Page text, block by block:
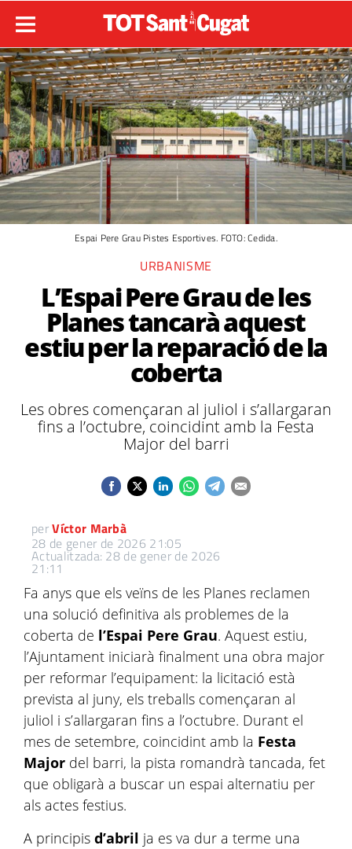
Espai Pere Grau Pistes Esportives. FOTO: Cedida.
URBANISME
L’Espai Pere Grau de les
Planes tancarà aquest
estiu per la reparació de la
coberta
Les obres començaran al juliol i s’allargaran
fins a l’octubre, coincidint amb la Festa
Major del barri
perVíctor Marbà
28 de gener de 2026 21:05
Actualitzada: 28 de gener de 2026
21:11
Fa anys que els veïns de les Planes reclamen
una solució definitiva als problemes de la
coberta de l’Espai Pere Grau. Aquest estiu,
l’Ajuntament iniciarà finalment una obra major
per reformar l’equipament: la licitació està
prevista al juny, els treballs començaran al
juliol i s’allargaran fins a l’octubre. Durant el
mes de setembre, coincidint amb la Festa
Major del barri, la pista romandrà tancada, fet
que obligarà a buscar un espai alternatiu per
als actes festius.
A principis d’abril ja es va dur a terme una